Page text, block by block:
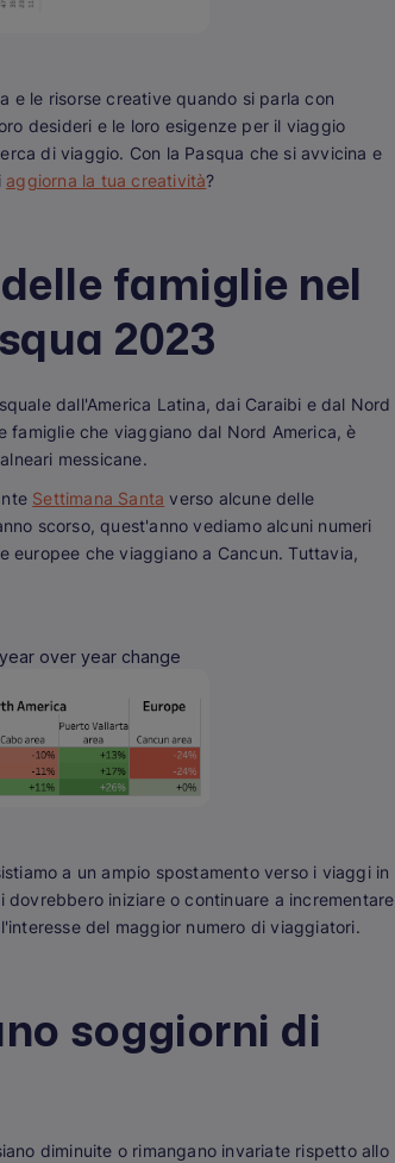
e le risorse creative quando si parla con
desideri e le loro esigenze per il viaggio
di viaggio. Con la Pasqua che si avvicina e
aggiorna la tua creatività?
famiglie nel
2023
dall'America Latina, dai Caraibi e dal Nord
famiglie che viaggiano dal Nord America, è
messicane.
Settimana Santa verso alcune delle
scorso, quest'anno vediamo alcuni numeri
europee che viaggiano a Cancun. Tuttavia,
over year change
a un ampio spostamento verso i viaggi in
iniziare o continuare a incrementare
del maggior numero di viaggiatori.
soggiorni di
diminuite o rimangano invariate rispetto allo